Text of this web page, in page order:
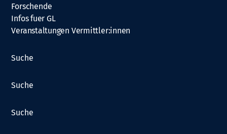
Forschende
Infos fuer GL
Veranstaltungen Vermittler:innen
Suche
Suche
Suche